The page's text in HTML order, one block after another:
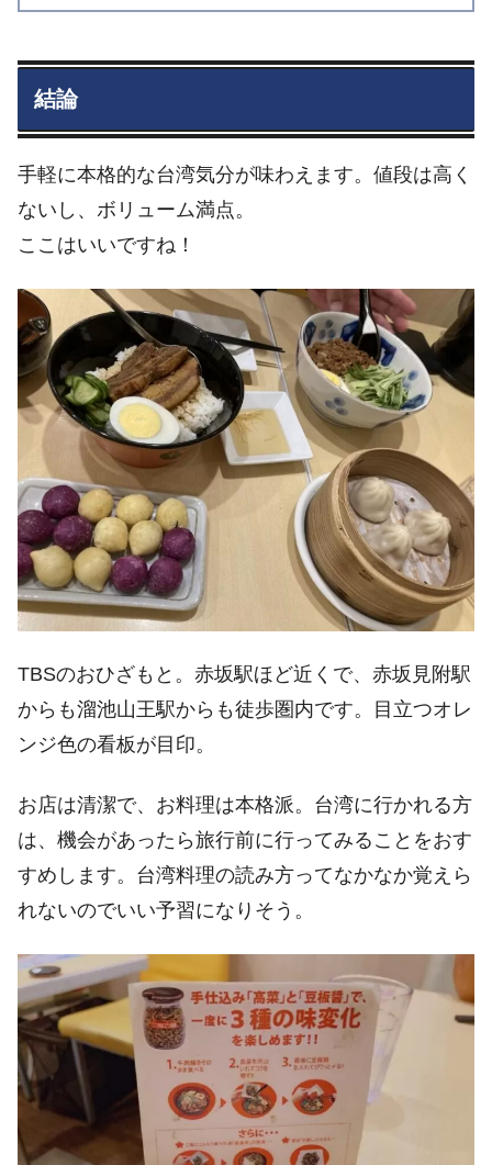
結論
手軽に本格的な台湾気分が味わえます。値段は高く
ないし、ボリューム満点。
ここはいいですね！
TBSのおひざもと。赤坂駅ほど近くで、赤坂見附駅
からも溜池山王駅からも徒歩圏内です。目立つオレ
ンジ色の看板が目印。
お店は清潔で、お料理は本格派。台湾に行かれる方
は、機会があったら旅行前に行ってみることをおす
すめします。台湾料理の読み方ってなかなか覚えら
れないのでいい予習になりそう。